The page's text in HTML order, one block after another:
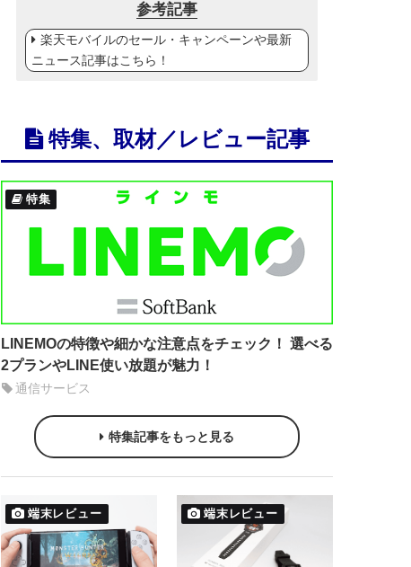
参考記事
楽天モバイルのセール・キャンペーンや最新
ニュース記事はこちら！
特集、取材／レビュー記事
特集
LINEMOの特徴や細かな注意点をチェック！ 選べる
2プランやLINE使い放題が魅力！
通信サービス
特集記事をもっと見る
端末レビュー 端末レビュー